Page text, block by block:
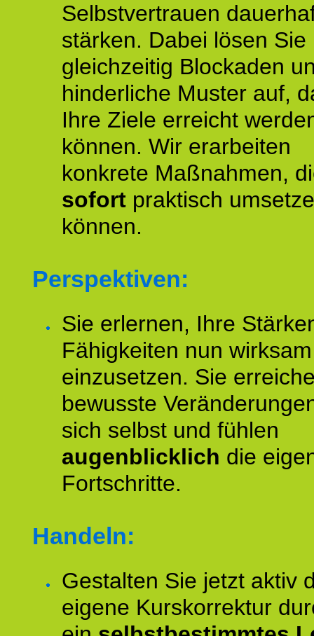
Selbstvertrauen
stärken. Dabei lösen Sie
gleichzeitig Blockaden
hinderliche Muster auf,
Ihre Ziele erreicht
können. Wir erarbeiten
konkrete Maßnahmen,
sofort praktisch
können.
Perspektiven:
Sie erlernen, Ihre
Fähigkeiten nun wirksam
einzusetzen. Sie
bewusste
sich selbst und fühlen
augenblicklich die
Fortschritte.
Handeln:
Gestalten Sie jetzt aktiv
eigene Kurskorrektur